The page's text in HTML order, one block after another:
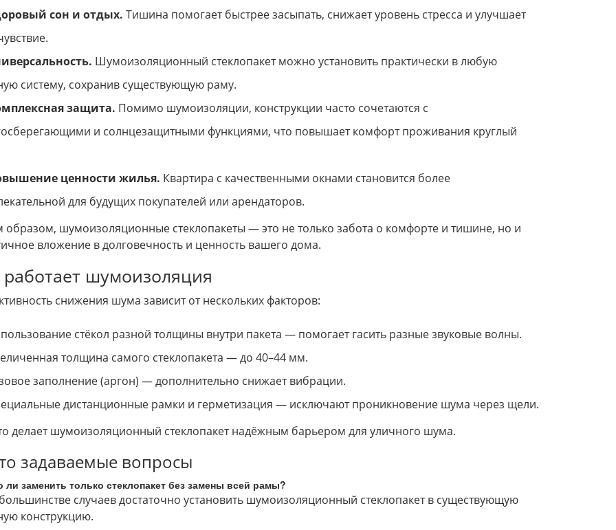
сон и отдых. Тишина помогает быстрее засыпать, снижает уровень стресса и улучшает
Шумоизоляционный стеклопакет можно установить практически в любую
систему, сохранив существующую раму.
защита. Помимо шумоизоляции, конструкции часто сочетаются с
и солнцезащитными функциями, что повышает комфорт проживания круглый
ценности жилья. Квартира с качественными окнами становится более
для будущих покупателей или арендаторов.
образом, шумоизоляционные стеклопакеты — это не только забота о комфорте и тишине, но и
вложение в долговечность и ценность вашего дома.
работает шумоизоляция
снижения шума зависит от нескольких факторов:
стёкол разной толщины внутри пакета — помогает гасить разные звуковые волны.
толщина самого стеклопакета — до 40–44 мм.
заполнение (аргон) — дополнительно снижает вибрации.
дистанционные рамки и герметизация — исключают проникновение шума через щели.
делает шумоизоляционный стеклопакет надёжным барьером для уличного шума.
задаваемые вопросы
заменить только стеклопакет без замены всей рамы?
случаев достаточно установить шумоизоляционный стеклопакет в существующую
конструкцию.